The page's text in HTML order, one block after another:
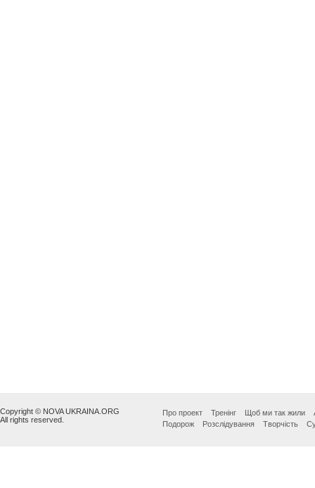
Copyright © NOVA UKRAINA.ORG
All rights reserved.
Про проект Тренінг Щоб ми так жили
Подорож
Розслідування Творчість